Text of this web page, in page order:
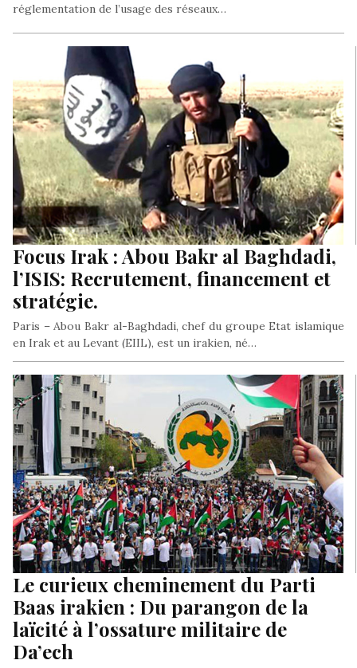
réglementation de l’usage des réseaux…
Focus Irak : Abou Bakr al Baghdadi,
l’ISIS: Recrutement, financement et
stratégie.
Paris – Abou Bakr al-Baghdadi, chef du groupe Etat islamique
en Irak et au Levant (EIIL), est un irakien, né…
Le curieux cheminement du Parti
Baas irakien : Du parangon de la
laïcité à l’ossature militaire de
Da’ech